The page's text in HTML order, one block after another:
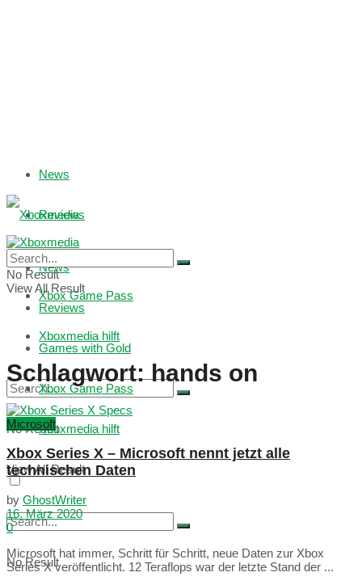
News
Reviews
Games with Gold
Xbox Game Pass
Xboxmedia hilft
No Result
View All Result
News
Reviews
Games with Gold
Xbox Game Pass
Xboxmedia hilft
No Result
No Result
View All Result
Schlagwort:hands on
Microsoft
Xbox Series X – Microsoft nennt jetzt alle
technischen Daten
by GhostWriter
16. März 2020
0
Microsoft hat immer, Schritt für Schritt, neue Daten zur Xbox
Series X veröffentlicht. 12 Teraflops war der letzte Stand der ...